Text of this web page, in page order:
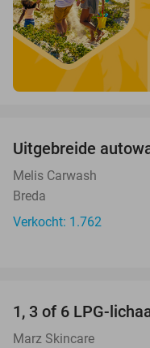
Uitgebreide
Melis Carwash
Breda
Verkocht: 1.762
1, 3 of 6 LPG-
Marz Skincare